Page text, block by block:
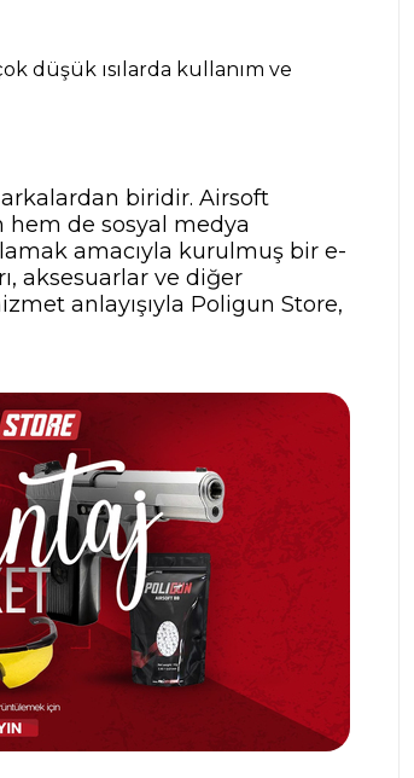
düşük ısılarda kullanım ve
biridir. Airsoft
hem de sosyal medya
amacıyla kurulmuş bir e-
aksesuarlar ve diğer
anlayışıyla Poligun Store,